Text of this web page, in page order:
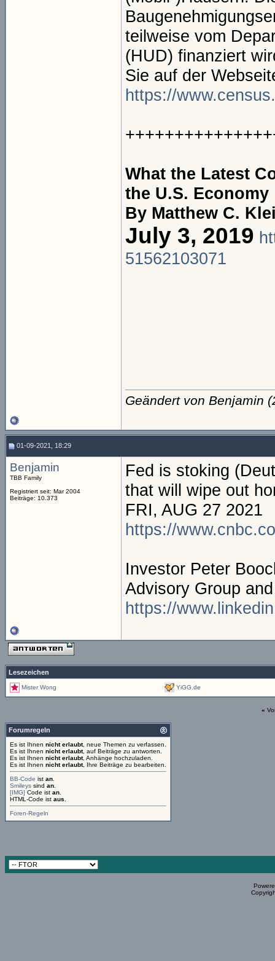
teilweise vom
(HUD) finanziert
Sie auf der
https://
What the Latest
the U.S. Economy
By Matthew C.
July 3, 2019
51562103071
Geändert von Benjamin
01-09-2021, 18:29
Benjamin
TBB Family
Registriert seit: Mar 2004
Beiträge: 10.373
Fed is stoking
that will wipe out
FRI, AUG 27 2021
https://
Investor Peter
Advisory Group
https://
Lesezeichen
Mister Wong YiGG.de
«
Forumregeln
Es ist Ihnen nicht erlaubt, neue Themen zu verfassen.
Es ist Ihnen nicht erlaubt, auf Beiträge zu antworten.
Es ist Ihnen nicht erlaubt, Anhänge hochzuladen.
Es ist Ihnen nicht erlaubt, Ihre Beiträge zu bearbeiten.
BB-Code ist an
Smileys sind an
[IMG] Code ist an
HTML-Code ist aus
Foren-Regeln